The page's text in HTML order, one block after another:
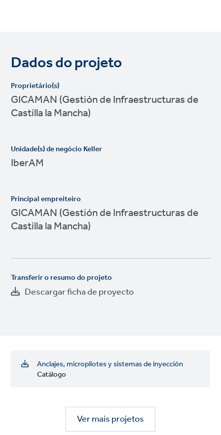
Dados do projeto
Proprietário(s)
GICAMAN (Gestión de Infraestructuras de
Castilla la Mancha)
Unidade(s) de negócio Keller
IberAM
Principal empreiteiro
GICAMAN (Gestión de Infraestructuras de
Castilla la Mancha)
Transferir o resumo do projeto
Descargar ficha de proyecto
Anclajes, micropilotes y sistemas de inyección
Catálogo
Ver mais projetos